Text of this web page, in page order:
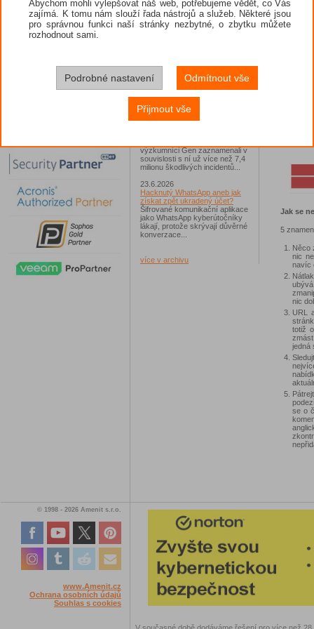
26.6.2026
ESET: S příchodem léta
zaplavují Česko falešné mobilní
Chase Home App či Candy
Race Launcher. Hlavním cílem
útočníků bylo v tomto případě
Polsko, následováno Českem a
Slovenskem...
24.6.2026
výzkumníci Gen zaznamenali v
souvislosti s ní už více než 7,4
milionu škodlivých incidentů...
23.6.2026
Hacknutý WhatsApp aneb jak
získat zpět ukradený účet?
Šifrované komunikační aplikace
jako WhatsApp kyberútočníky
lákají, protože skrývají důvěrné
konverzace...
více v archivu
snaží
musíte
navíc
Jak se
5
Něco
nic
navíc
nic
URL
totiž
jedná
se o
© 1998 - 2026 Amenit s.r.o.
www.Amenit.cz
Ochrana osobních údajů
Souhlas s cookies
Abychom mohli vylepšovat náš web, potřebujeme vědět, co Vás
zajímá. K tomu nám slouží řada nástrojů a služeb. Některé jsou
pro správnou funkci naší stránky nezbytné, o zbytku můžete
rozhodnout sami.
Podrobné nastavení Odmítnout vše
Přijmout vše